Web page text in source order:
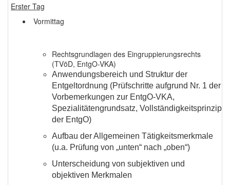
Erster Tag
Vormittag
Rechtsgrundlagen des Eingruppierungsrechts
(TVöD, EntgO-VKA)
Anwendungsbereich und Struktur der
Entgeltordnung (Prüfschritte aufgrund Nr. 1 der
Vorbemerkungen zur EntgO-VKA,
Spezialitätengrundsatz, Vollständigkeitsprinzip
der EntgO)
Aufbau der Allgemeinen Tätigkeitsmerkmale
(u.a. Prüfung von „unten“ nach „oben“)
Unterscheidung von subjektiven und
objektiven Merkmalen